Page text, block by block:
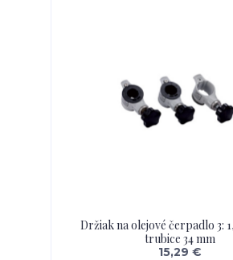
Držiak na olejové čerpadlo 3:
trubice 34 mm
15,29 €